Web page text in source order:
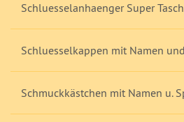
Schluesselanhaenger Super
Schluesselkappen mit Namen
Schmuckkästchen mit Namen u.